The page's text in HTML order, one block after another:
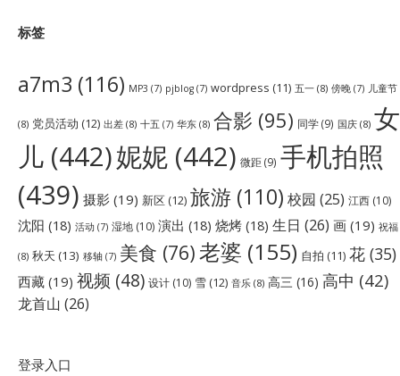
标签
a7m3 (116) MP3 (7) pjblog (7) wordpress (11) 五一 (8) 傍晚 (7) 儿童节
(8) 党员活动 (12) 出差 (8) 十五 (7) 华东 (8) 合影 (95) 同学(9) 国庆 (8) 女
儿 (442)妮妮 (442) 微距(9) 手机拍照
(439) 摄影 (19) 新区 (12) 旅游 (110) 校园 (25) 江西 (10)
沈阳 (18) 活动 (7) 湿地 (10) 演出 (18) 烧烤 (18) 生日 (26) 画 (19) 祝福
(8) 秋天 (13) 移轴 (7) 美食 (76)老婆 (155) 自拍 (11) 花 (35)
西藏 (19) 视频 (48) 设计 (10) 雪 (12) 音乐 (8) 高三 (16) 高中 (42)
龙首山 (26)
登录入口